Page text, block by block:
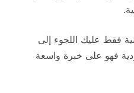
فقط عليك اللجوء إلى
فهو على خبرة واسعة